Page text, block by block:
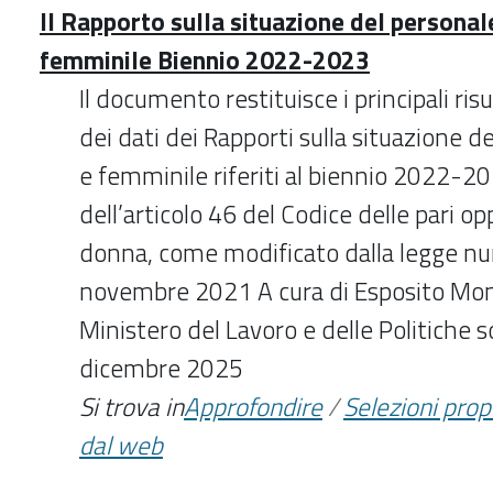
Il Rapporto sulla situazione del
femminile Biennio 2022-2023
Il documento restituisce i principali
dei dati dei Rapporti sulla situazione
e femminile riferiti al biennio 2022-
dell’articolo 46 del Codice delle pari
donna, come modificato dalla legge
novembre 2021 A cura di Esposito
Ministero del Lavoro e delle Politiche
dicembre 2025
Si trova inApprofondire/Selezioni
dal web